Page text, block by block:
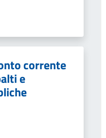
corrente
e